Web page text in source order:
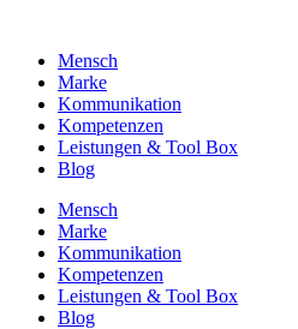
wechselnMensch
Marke
Kommunikation
Kompetenzen
Leistungen & Tool Box
Blog
Mensch
Marke
Kommunikation
Kompetenzen
Leistungen & Tool Box
Blog